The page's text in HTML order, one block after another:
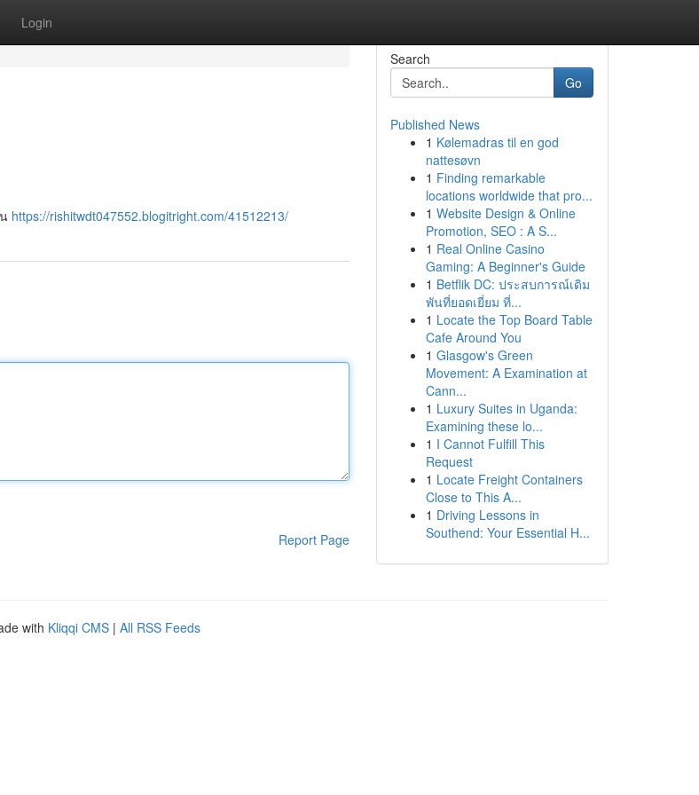
Login
https://rishitwdt047552.blogitright.com/41512213/
Report Page
Search
Go
Published News
1 Kølemadras til en god
nattesøvn
1 Finding remarkable
locations worldwide that pro...
1 Website Design & Online
Promotion, SEO : A S...
1 Real Online Casino
Gaming: A Beginner's Guide
1 Betflik DC: ประสบการณ์เดิม
พันที่ยอดเยี่ยม ที่...
1 Locate the Top Board Table
Cafe Around You
1 Glasgow's Green
Movement: A Examination at
Cann...
1 Luxury Suites in Uganda:
Examining these lo...
1 I Cannot Fulfill This
Request
1 Locate Freight Containers
Close to This A...
1 Driving Lessons in
Southend: Your Essential H...
with Kliqqi CMS | All RSS Feeds